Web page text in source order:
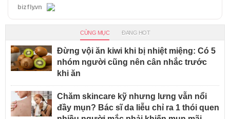
bizfly.vn
CÙNG MỤC ĐANG HOT
Đừng vội ăn kiwi khi bị nhiệt miệng: Có 5
nhóm người cũng nên cân nhắc trước
khi ăn
Chăm skincare kỹ nhưng lưng vẫn nổi
đầy mụn? Bác sĩ da liễu chỉ ra 1 thói quen